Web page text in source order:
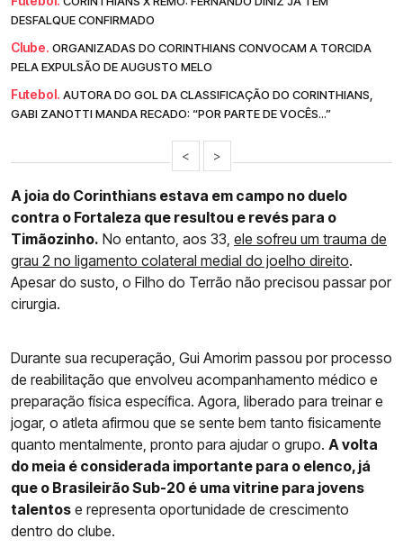
DESFALQUE CONFIRMADO
Clube. ORGANIZADAS DO CORINTHIANS CONVOCAM A TORCIDA
PELA EXPULSÃO DE AUGUSTO MELO
Futebol. AUTORA DO GOL DA CLASSIFICAÇÃO DO CORINTHIANS,
GABI ZANOTTI MANDA RECADO: “POR PARTE DE VOCÊS...”
< >
A joia do Corinthians estava em campo no duelo
contra o Fortaleza que resultou e revés para o
Timãozinho. No entanto, aos 33, ele sofreu um trauma de
grau 2 no ligamento colateral medial do joelho direito.
Apesar do susto, o Filho do Terrão não precisou passar por
cirurgia.
Durante sua recuperação, Gui Amorim passou por processo
de reabilitação que envolveu acompanhamento médico e
preparação física específica. Agora, liberado para treinar e
jogar, o atleta afirmou que se sente bem tanto fisicamente
quanto mentalmente, pronto para ajudar o grupo. A volta
do meia é considerada importante para o elenco, já
que o Brasileirão Sub-20 é uma vitrine para jovens
talentos e representa oportunidade de crescimento
dentro do clube.